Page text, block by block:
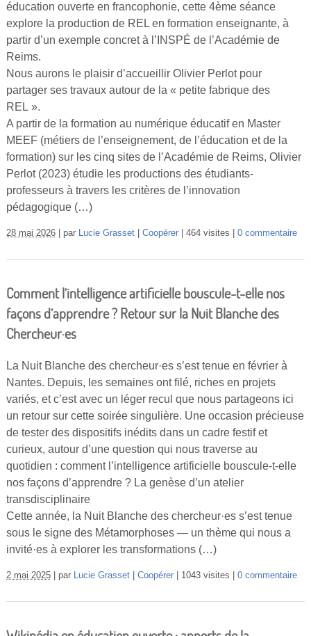
éducation ouverte en francophonie, cette 4ème séance
explore la production de REL en formation enseignante, à
partir d’un exemple concret à l’INSPÉ de l’Académie de
Reims.
Nous aurons le plaisir d’accueillir Olivier Perlot pour
partager ses travaux autour de la « petite fabrique des
REL ».
A partir de la formation au numérique éducatif en Master
MEEF (métiers de l’enseignement, de l’éducation et de la
formation) sur les cinq sites de l’Académie de Reims, Olivier
Perlot (2023) étudie les productions des étudiants-
professeurs à travers les critères de l’innovation
pédagogique (…)
28 mai 2026 par Lucie Grasset Coopérer 464 visites 0 commentaire
Comment l’intelligence artificielle bouscule-t-elle nos
façons d’apprendre ? Retour sur la Nuit Blanche des
Chercheur·es
La Nuit Blanche des chercheur·es s’est tenue en février à
Nantes. Depuis, les semaines ont filé, riches en projets
variés, et c’est avec un léger recul que nous partageons ici
un retour sur cette soirée singulière. Une occasion précieuse
de tester des dispositifs inédits dans un cadre festif et
curieux, autour d’une question qui nous traverse au
quotidien : comment l’intelligence artificielle bouscule-t-elle
nos façons d’apprendre ? La genèse d’un atelier
transdisciplinaire
Cette année, la Nuit Blanche des chercheur·es s’est tenue
sous le signe des Métamorphoses — un thème qui nous a
invité·es à explorer les transformations (…)
2 mai 2025 par Lucie Grasset Coopérer 1043 visites 0 commentaire